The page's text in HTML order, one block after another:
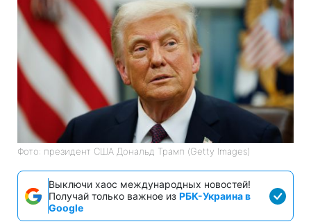
Фото: президент США Дональд Трамп (Getty Images)
Выключи хаос международных новостей!
Получай только важное из РБК-Украина в
Google